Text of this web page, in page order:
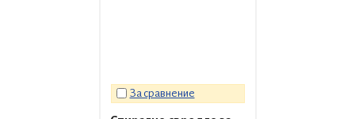
За сравнение